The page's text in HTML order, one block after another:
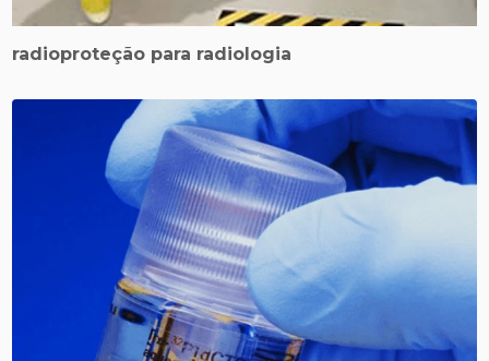
radioproteção para radiologia